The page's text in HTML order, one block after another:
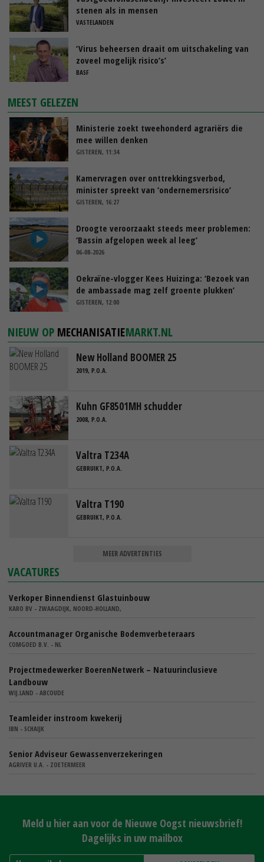
stenen als in mensen
VASTELANDEN
‘Virus beheersen draait om uitschakeling van
zoveel mogelijk risico’s’
BASF
MEEST GELEZEN
Ministerie zoekt tweehonderd agrariërs die
mee willen denken
GISTEREN, 11:34
Kamervragen over onttrekkingsverbod,
minister spreekt van ‘ondernemersrisico’
GISTEREN, 16:27
Droogte veroorzaakt steeds meer problemen:
‘Bassin afgelopen week al leeg’
06-08-2026
Oekraïne-vlogger Kees Huizinga: ‘Bezoek van
de ambassade mag zelf groente plukken’
GISTEREN, 12:00
NIEUW OP MECHANISATIEMARKT.NL
New Holland BOOMER 25
2019, P.O.A.
Kuhn GF8501MH schudder
2008, P.O.A.
Valtra T234A
GEBRUIKT, P.O.A.
Valtra T190
GEBRUIKT, P.O.A.
MEER ADVERTENTIES
VACATURES
Verkoper Binnendienst Glastuinbouw
KARO BV - ZWAAGDIJK, NOORD-HOLLAND,
Accountmanager Organische Bodemverbeteraars
COMGOED B.V. - NL
Projectmedewerker BoerenNetwerk – Natuurinclusieve
Landbouw
WIJ.LAND - ABCOUDE
Teamleider instroom kwekerij
IBN - SCHAIJK
Senior Adviseur Gewassenverzekeringen
AGRIVER U.A. - ZOETERMEER
Meld u hier aan voor de Nieuwe Oogst nieuwsbrief!
Dagelijks in uw mailbox